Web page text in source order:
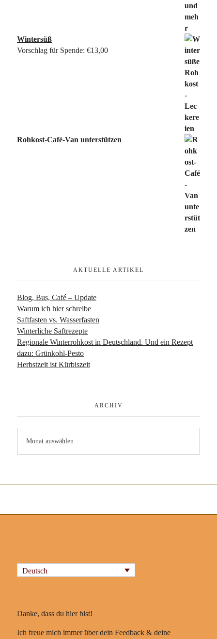
Wintersüß
Vorschlag für Spende: €13,00
Rohkost-Café-Van unterstützen
AKTUELLE ARTIKEL
Blog, Bus, Café – Update
Warum ich hier schreibe
Saftfasten vs. Wasserfasten
Winterliche Saftrezepte
Regionale Winterrohkost in Deutschland. Und ein Rezept
dazu: Grünkohl-Pesto
Herbstzeit ist Kürbiszeit
ARCHIV
Deutsch
Danke, dass du hier bist!
Ich freue mich immer über dein Feedback & deine